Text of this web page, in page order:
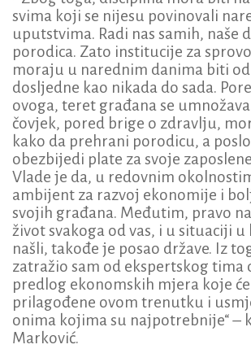
svima koji se nijesu povinovali
uputstvima. Radi nas samih, naše
porodica. Zato institucije za
moraju u narednim danima biti
dosljedne kao nikada do sada.
ovoga, teret građana se
čovjek, pored brige o zdravlju,
kako da prehrani porodicu, a
obezbijedi plate za svoje
Vlade je da, u redovnim
ambijent za razvoj ekonomije i
svojih građana. Međutim, pravo
život svakoga od vas, i u situaciji u
našli, takođe je posao države. Iz
zatražio sam od ekspertskog tima
predlog ekonomskih mjera koje
prilagođene ovom trenutku i
onima kojima su najpotrebnije“ –
Marković.